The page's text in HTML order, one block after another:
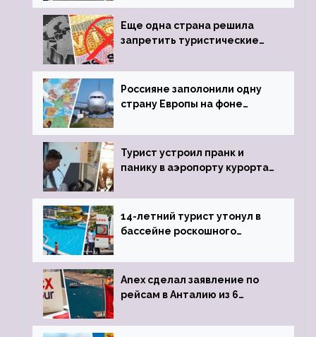
пистолета
Еще одна страна решила
запретить туристические
Россияне заполонили одну
страну Европы на фоне
виз
Турист устроил пранк и
панику в аэропорту курорта,
задержке рейса
14-летний турист утонул в
бассейне роскошного
Anex сделал заявление по
рейсам в Анталию из 6